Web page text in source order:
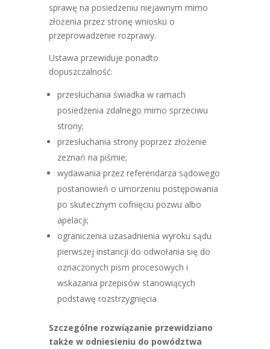
sprawę na posiedzeniu niejawnym mimo
złożenia przez stronę wniosku o
przeprowadzenie rozprawy.
Ustawa przewiduje ponadto
dopuszczalność:
przesłuchania świadka w ramach
posiedzenia zdalnego mimo sprzeciwu
strony;
przesłuchania strony poprzez złożenie
zeznań na piśmie;
wydawania przez referendarza sądowego
postanowień o umorzeniu postępowania
po skutecznym cofnięciu pozwu albo
apelacji;
ograniczenia uzasadnienia wyroku sądu
pierwszej instancji do odwołania się do
oznaczonych pism procesowych i
wskazania przepisów stanowiących
podstawę rozstrzygnięcia.
Szczególne rozwiązanie przewidziano
także w odniesieniu do powództwa